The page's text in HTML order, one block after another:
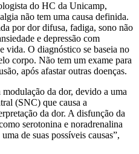
do HC da Unicamp,
não tem uma causa definida.
por dor difusa, fadiga, sono não
e depressão com
vida. O diagnóstico se baseia no
corpo. Não tem um exame para
após afastar outras doenças.
da dor, devido a uma
(SNC) que causa a
da dor. A disfunção da
serotonina e noradrenalina
de suas possíveis causas”,